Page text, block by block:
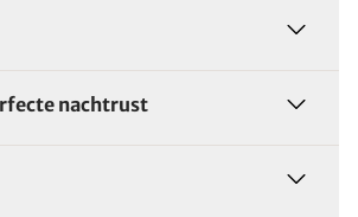
nachtrust